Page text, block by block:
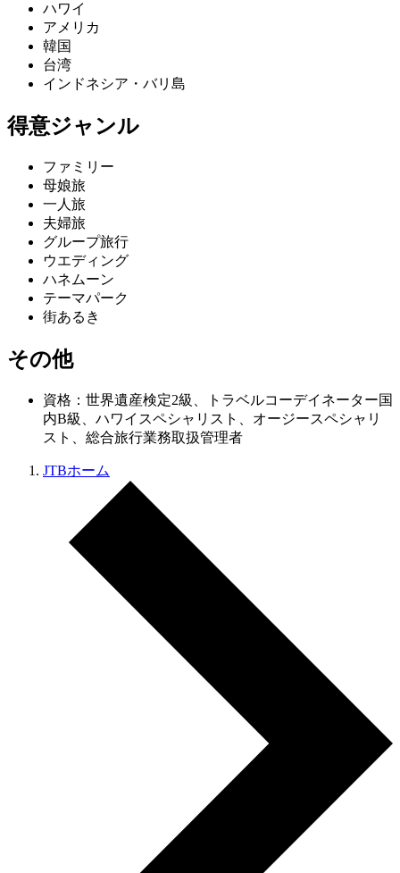
ハワイ
アメリカ
韓国
台湾
インドネシア・バリ島
得意ジャンル
ファミリー
母娘旅
一人旅
夫婦旅
グループ旅行
ウエディング
ハネムーン
テーマパーク
街あるき
その他
資格：世界遺産検定2級、トラベルコーデイネーター国
内B級、ハワイスペシャリスト、オージースペシャリ
スト、総合旅行業務取扱管理者
JTBホーム